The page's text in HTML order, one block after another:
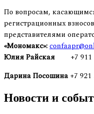
По вопросам,
регистрационных
представителями
«Мономакс»:
Юлия Райская +7 911
Дарина Посошина +7
Новости и